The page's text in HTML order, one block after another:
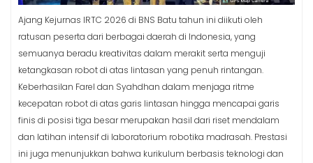
Ajang Kejurnas IRTC 2026 di BNS Batu tahun ini diikuti oleh
ratusan peserta dari berbagai daerah di Indonesia, yang
semuanya beradu kreativitas dalam merakit serta menguji
ketangkasan robot di atas lintasan yang penuh rintangan.
Keberhasilan Farel dan Syahdhan dalam menjaga ritme
kecepatan robot di atas garis lintasan hingga mencapai garis
finis di posisi tiga besar merupakan hasil dari riset mendalam
dan latihan intensif di laboratorium robotika madrasah. Prestasi
ini juga menunjukkan bahwa kurikulum berbasis teknologi dan